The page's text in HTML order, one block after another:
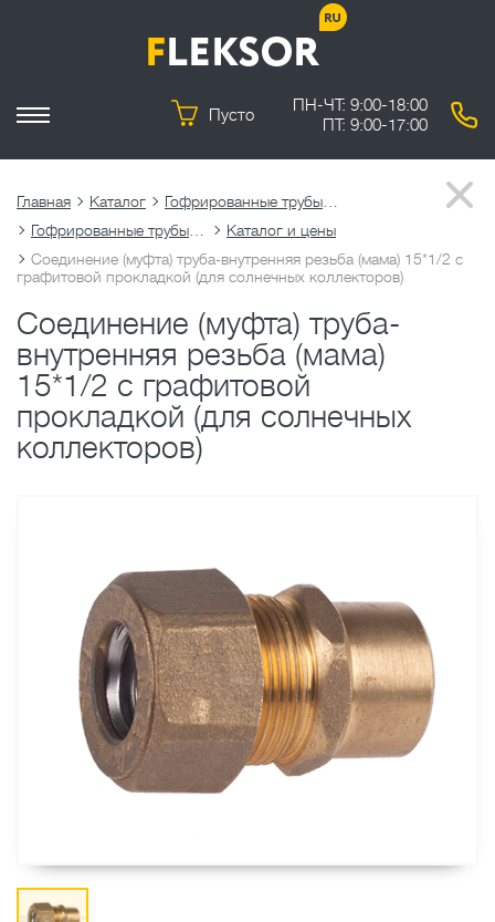
Пусто
ПН-ЧТ: 9:00-18:00
ПТ: 9:00-17:00
Главная Каталог
Каталог и цены
Соединение (муфта) труба-внутренняя резьба (мама) 15*1/2 c
графитовой прокладкой (для солнечных коллекторов)
Соединение (муфта) труба-
внутренняя резьба (мама)
15*1/2 c графитовой
прокладкой (для солнечных
коллекторов)